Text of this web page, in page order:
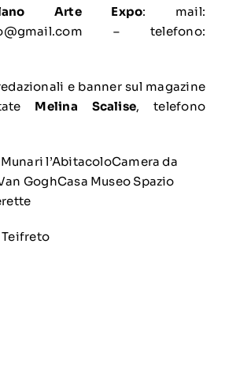
Arte Expo: mail:
– telefono:
e banner sul magazine
Melina Scalise, telefono
l’AbitacoloCamera da
GoghCasa Museo Spazio